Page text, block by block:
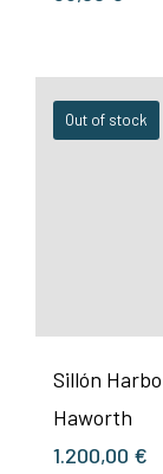
Out of stock
Sillón
Haworth
1.200,00 €